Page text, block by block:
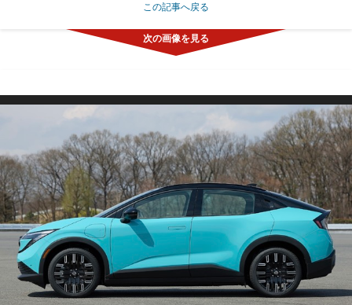
この記事へ戻る